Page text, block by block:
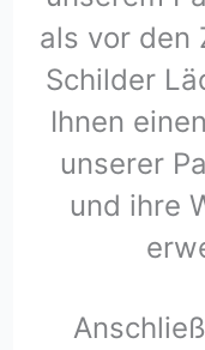
als vor den
Schilder
Ihnen
unserer
und ihre